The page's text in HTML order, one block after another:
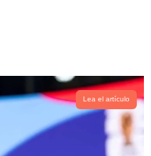
Lea el artículo